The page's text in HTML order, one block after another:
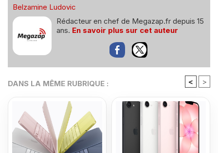
Belzamine Ludovic
Rédacteur en chef de Megazap.fr depuis 15
ans. En savoir plus sur cet auteur
DANS LA MÊME RUBRIQUE : < >